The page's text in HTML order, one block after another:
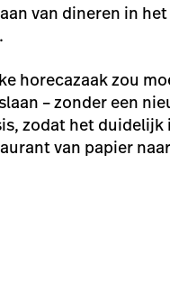
van dineren in
horecazaak zou
– zonder een
zodat het duidelijk
van papier